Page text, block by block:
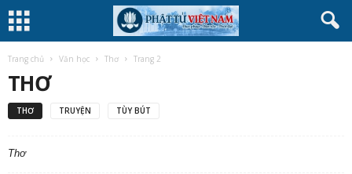
Trang chủ Văn học Thơ Trang 2
THƠ
THƠ TRUYỆN TÙY BÚT
Thơ